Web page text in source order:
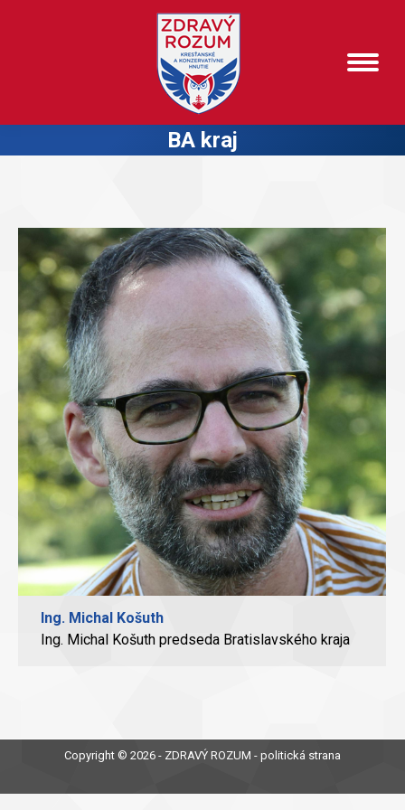
BA kraj
Ing. Michal Košuth
Ing. Michal Košuth predseda Bratislavského kraja
Copyright © 2026 - ZDRAVÝ ROZUM - politická strana